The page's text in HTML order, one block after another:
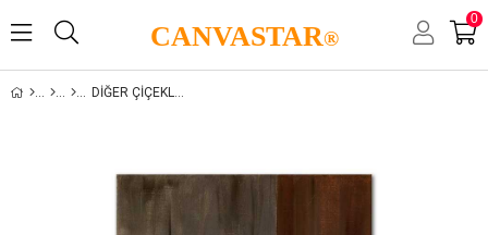
CANVASTAR®
0
DIĞER ÇIÇEKLER